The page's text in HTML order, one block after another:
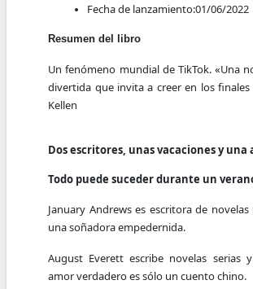
Fecha de lanzamiento:01/06/2022
Resumen del libro
Un fenómeno mundial de TikTok. «Una
divertida que invita a creer en los finales
Kellen
Dos escritores, unas vacaciones y una
Todo puede suceder durante un
January Andrews es escritora de
una soñadora empedernida.
August Everett escribe novelas serias
amor verdadero es sólo un cuento chino.